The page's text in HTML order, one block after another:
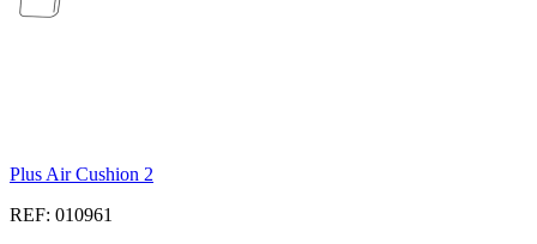
Plus Air Cushion 2
REF: 010961